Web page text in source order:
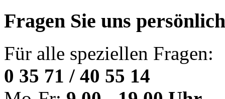
Fragen Sie uns persönlich
Für alle speziellen Fragen:
0 35 71 / 40 55 14